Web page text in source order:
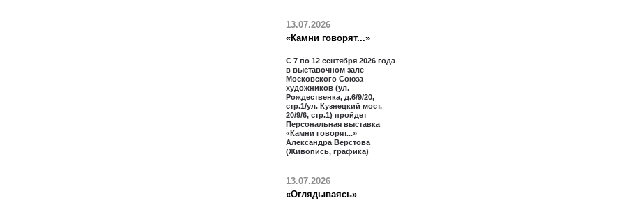
13.07.2026
«Камни говорят...»
С 7 по 12 сентября 2026 года
в выставочном зале
Московского Союза
художников (ул.
Рождественка, д.6/9/20,
стр.1/ул. Кузнецкий мост,
20/9/6, стр.1) пройдет
Персональная выставка
«Камни говорят...»
Александра Верстова
(Живопись, графика)
13.07.2026
«Оглядываясь»